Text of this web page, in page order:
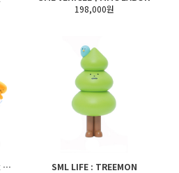
198,000원
SML Mini-Figure Blind Box SE : SPORT SERIES
SML LIFE : TREEMON